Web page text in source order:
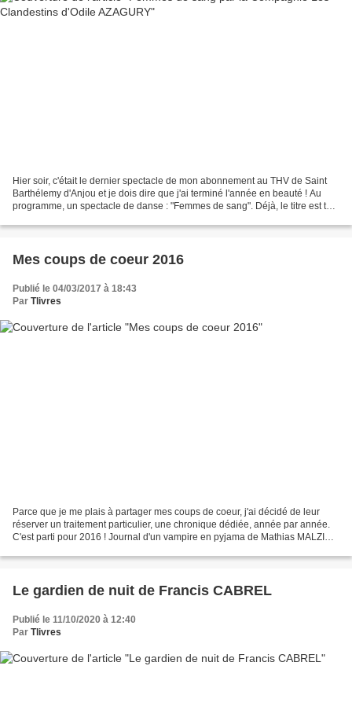
Hier soir, c'était le dernier spectacle de mon abonnement au THV de Saint
Barthélemy d'Anjou et je dois dire que j'ai terminé l'année en beauté ! Au
programme, un spectacle de danse : "Femmes de sang". Déjà, le titre est tout
Mes coups de coeur 2016
Publié le 04/03/2017 à 18:43
Par Tlivres
Parce que je me plais à partager mes coups de coeur, j'ai décidé de leur
réserver un traitement particulier, une chronique dédiée, année par année.
C'est parti pour 2016 ! Journal d'un vampire en pyjama de Mathias MALZIEU
Le gardien de nuit de Francis CABREL
Publié le 11/10/2020 à 12:40
Par Tlivres